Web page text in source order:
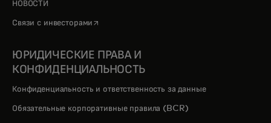
НОВОСТИ
Связи с инвесторами opens in a new tab
ЮРИДИЧЕСКИЕ ПРАВА И
КОНФИДЕНЦИАЛЬНОСТЬ
Конфиденциальность и ответственность за данные
Обязательные корпоративные правила (BCR)